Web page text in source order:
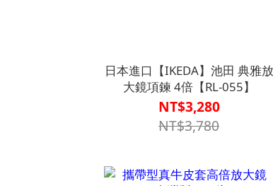
日本進口【IKEDA】池田 典雅放
大鏡項鍊 4倍【RL-055】
NT$3,280
NT$3,780